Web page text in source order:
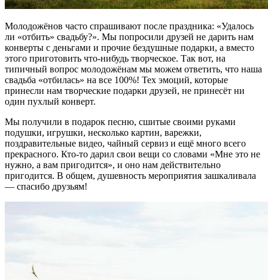
Молодожёнов часто спрашивают после праздника: «Удалось
ли «отбить» свадьбу?». Мы попросили друзей не дарить нам
конверты с деньгами и прочие бездушные подарки, а вместо
этого приготовить что-нибудь творческое. Так вот, на
типичный вопрос молодожёнам мы можем ответить, что наша
свадьба «отбилась» на все 100%! Тех эмоций, которые
принесли нам творческие подарки друзей, не принесёт ни
один пухлый конверт.
Мы получили в подарок песню, сшитые своими руками
подушки, игрушки, несколько картин, варежки,
поздравительные видео, чайный сервиз и ещё много всего
прекрасного. Кто-то дарил свои вещи со словами «Мне это не
нужно, а вам пригодится», и оно нам действительно
пригодится. В общем, душевность мероприятия зашкаливала
— спасибо друзьям!